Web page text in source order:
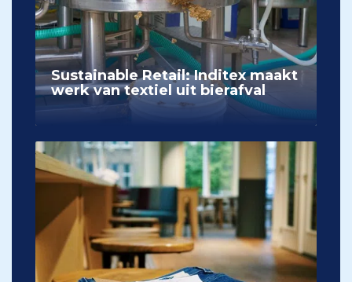
Sustainable Retail: Inditex maakt
werk van textiel uit bierafval